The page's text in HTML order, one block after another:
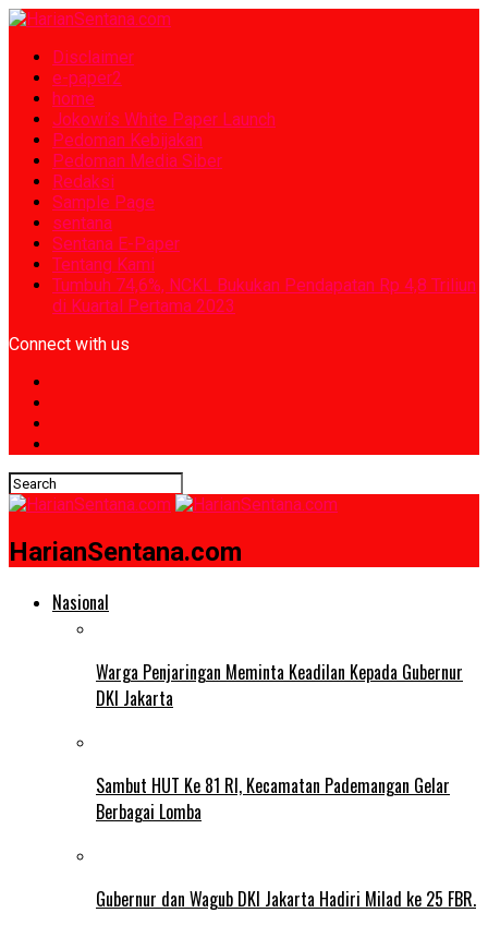
Disclaimer
e-paper2
home
Jokowi’s White Paper Launch
Pedoman Kebijakan
Pedoman Media Siber
Redaksi
Sample Page
sentana
Sentana E-Paper
Tentang Kami
Tumbuh 74,6%, NCKL Bukukan Pendapatan Rp 4,8 Triliun
di Kuartal Pertama 2023
Connect with us
HarianSentana.com
Nasional
Warga Penjaringan Meminta Keadilan Kepada Gubernur
DKI Jakarta
Sambut HUT Ke 81 RI, Kecamatan Pademangan Gelar
Berbagai Lomba
Gubernur dan Wagub DKI Jakarta Hadiri Milad ke 25 FBR.